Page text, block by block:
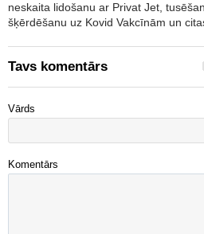
neskaita lidošanu ar Privat Jet,
šķērdēšanu uz Kovid Vakcīnām un
Tavs komentārs
Vārds
Komentārs